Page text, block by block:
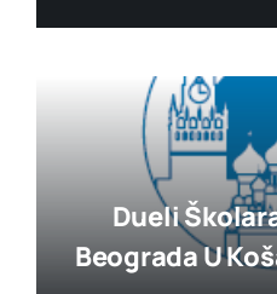
Dueli
Beograda U